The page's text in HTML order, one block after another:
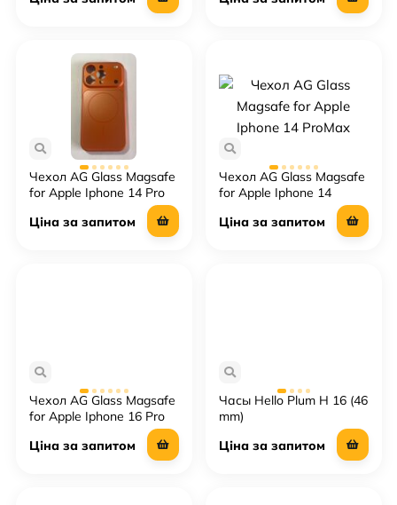
Чехол AG Glass Magsafe
for Apple Iphone 14 Pro
Ціна за запитом
Чехол AG Glass Magsafe
for Apple Iphone 14
Ціна за запитом
Чехол AG Glass Magsafe
for Apple Iphone 16 Pro
Ціна за запитом
Часы Hello Plum H 16 (46
mm)
Ціна за запитом